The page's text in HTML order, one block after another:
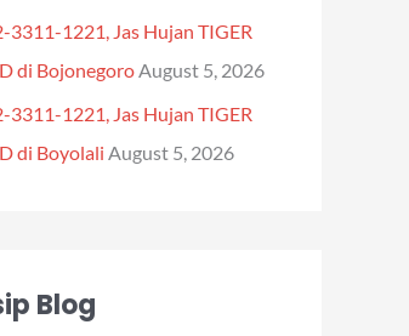
3311-1221, Jas Hujan TIGER
di BojonegoroAugust 5, 2026
3311-1221, Jas Hujan TIGER
di Boyolali August 5, 2026
Blog